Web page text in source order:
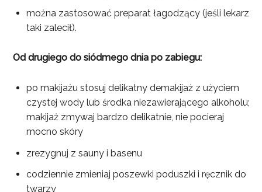
można zastosować preparat łagodzący (jeśli lekarz
taki zalecił).
Od drugiego do siódmego dnia po zabiegu:
po makijażu stosuj delikatny demakijaż z użyciem
czystej wody lub środka niezawierającego alkoholu;
makijaż zmywaj bardzo delikatnie, nie pocieraj
mocno skóry
zrezygnuj z sauny i basenu
codziennie zmieniaj poszewki poduszki i ręcznik do
twarzy